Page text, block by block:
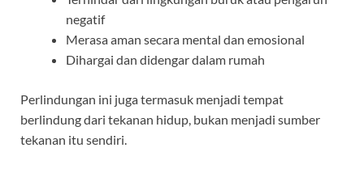
negatif
Merasa aman secara mental dan emosional
Dihargai dan didengar dalam rumah
Perlindungan ini juga termasuk menjadi tempat
berlindung dari tekanan hidup, bukan menjadi sumber
tekanan itu sendiri.